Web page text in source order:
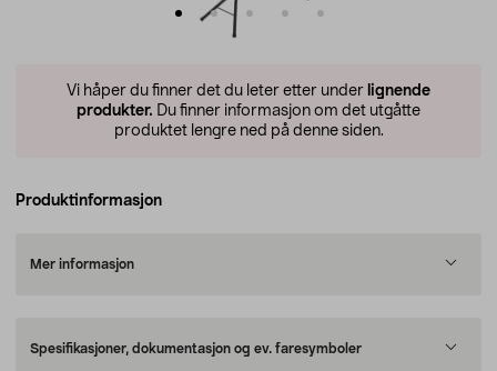
Vi håper du finner det du leter etter under lignende
produkter. Du finner informasjon om det utgåtte
produktet lengre ned på denne siden.
Produktinformasjon
Mer informasjon
Spesifikasjoner, dokumentasjon og ev. faresymboler